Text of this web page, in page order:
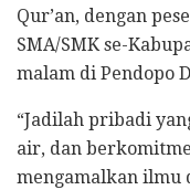
Qur’an, dengan
SMA/SMK se-
malam di Pendopo
“Jadilah pribadi
air, dan
mengamalkan ilmu